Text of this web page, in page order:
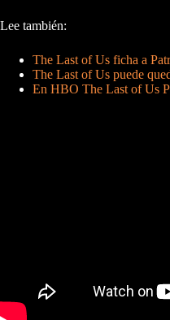
Lee también:
The Last of Us ficha a
The Last of Us puede
En HBO The Last of Us